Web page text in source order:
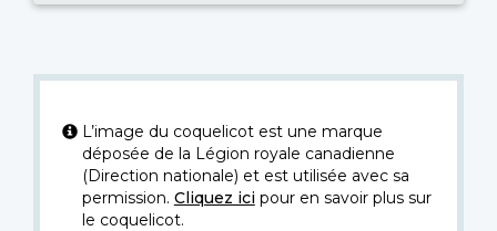
L’image du coquelicot est une marque
déposée de la Légion royale canadienne
(Direction nationale) et est utilisée avec sa
permission. Cliquez icipour en savoir plus sur
le coquelicot.